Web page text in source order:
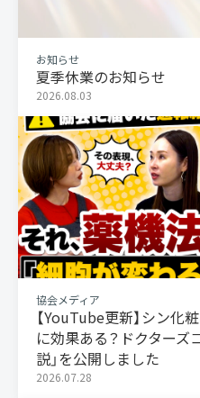
お知らせ
夏季休業のお知らせ
2026.08.03
協会メディア
【YouTube更新】シン化
に効果ある？ドクター
説」を公開しました
2026.07.28